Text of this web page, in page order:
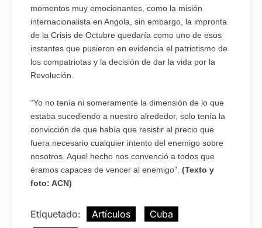
momentos muy emocionantes, como la misión
internacionalista en Angola, sin embargo, la impronta
de la Crisis de Octubre quedaría como uno de esos
instantes que pusieron en evidencia el patriotismo de
los compatriotas y la decisión de dar la vida por la
Revolución.
“Yo no tenía ni someramente la dimensión de lo que
estaba sucediendo a nuestro alrededor, solo tenía la
convicción de que había que resistir al precio que
fuera necesario cualquier intento del enemigo sobre
nosotros. Aquel hecho nos convenció a todos que
éramos capaces de vencer al enemigo”. (Texto y
foto: ACN)
Etiquetado: Artículos
Cuba